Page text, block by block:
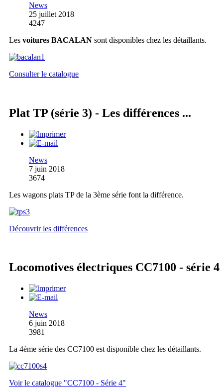
News
25 juillet 2018
4247
Les voitures BACALAN sont disponibles chez les détaillants.
Consulter le catalogue
Plat TP (série 3) - Les différences ...
News
7 juin 2018
3674
Les wagons plats TP de la 3ème série font la différence.
Découvrir les différences
Locomotives électriques CC7100 - série 4
News
6 juin 2018
3981
La 4ème série des CC7100 est disponible chez les détaillants.
Voir le catalogue "CC7100 - Série 4"